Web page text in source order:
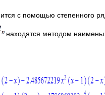
с помощью степенного
находятся методом